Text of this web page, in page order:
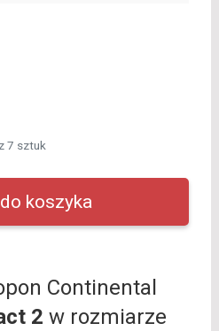
z 7 sztuk
Continental
2 w rozmiarze